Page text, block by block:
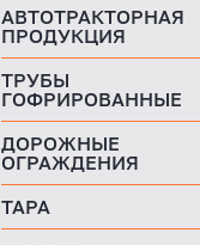
АВТОТРАКТОРНАЯ
ПРОДУКЦИЯ
ТРУБЫ
ГОФРИРОВАННЫЕ
ДОРОЖНЫЕ
ОГРАЖДЕНИЯ
ТАРА